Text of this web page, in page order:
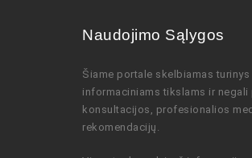
Naudojimo Sąlygos
Šiame portale skelbiamas turinys
informaciniams tikslams ir
konsultacijos, profesionalios
rekomendacijų .